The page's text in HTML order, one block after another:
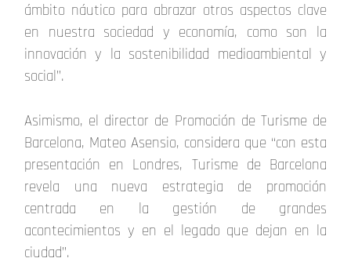
ámbito náutico para abrazar otros aspectos clave
en nuestra sociedad y economía, como son la
innovación y la sostenibilidad medioambiental y
social”.
Asimismo, el director de Promoción de Turisme de
Barcelona, Mateo Asensio, considera que “con esta
presentación en Londres, Turisme de Barcelona
revela una nueva estrategia de promoción
centrada en la gestión de grandes
acontecimientos y en el legado que dejan en la
ciudad”.